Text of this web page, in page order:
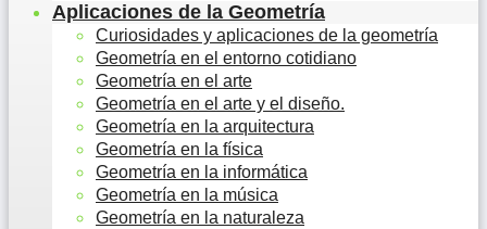
Aplicaciones de la Geometría
Curiosidades y aplicaciones de la geometría
Geometría en el entorno cotidiano
Geometría en el arte
Geometría en el arte y el diseño.
Geometría en la arquitectura
Geometría en la física
Geometría en la informática
Geometría en la música
Geometría en la naturaleza